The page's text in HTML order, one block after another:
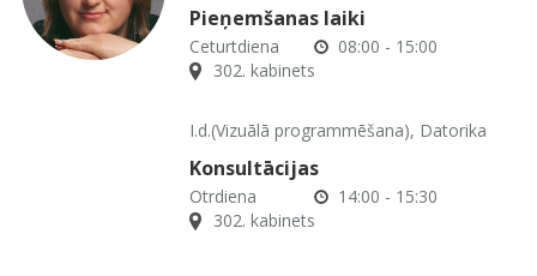
Pieņemšanas laiki
Ceturtdiena
08:00 - 15:00
302. kabinets
I.d.(Vizuālā programmēšana), Datorika
Konsultācijas
Otrdiena
14:00 - 15:30
302. kabinets